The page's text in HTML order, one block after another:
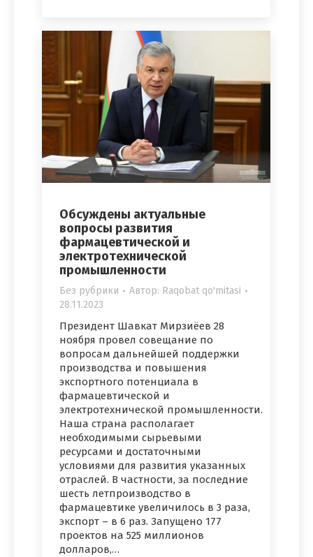
Обсуждены актуальные
вопросы развития
фармацевтической и
электротехнической
промышленности
Без рубрики Автор: Raqobat qo'mitasi
28.11.2023
Президент Шавкат Мирзиёев 28
ноября провел совещание по
вопросам дальнейшей поддержки
производства и повышения
экспортного потенциала в
фармацевтической и
электротехнической промышленности.
Наша страна располагает
необходимыми сырьевыми
ресурсами и достаточными
условиями для развития указанных
отраслей. В частности, за последние
шесть летпроизводство в
фармацевтике увеличилось в 3 раза,
экспорт – в 6 раз. Запущено 177
проектов на 525 миллионов
долларов,…